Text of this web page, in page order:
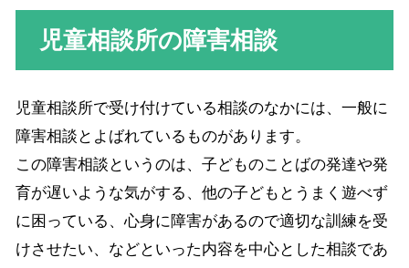
児童相談所の障害相談
児童相談所で受け付けている相談のなかには、一般に
障害相談とよばれているものがあります。
この障害相談というのは、子どものことばの発達や発
育が遅いような気がする、他の子どもとうまく遊べず
に困っている、心身に障害があるので適切な訓練を受
けさせたい、などといった内容を中心とした相談であ